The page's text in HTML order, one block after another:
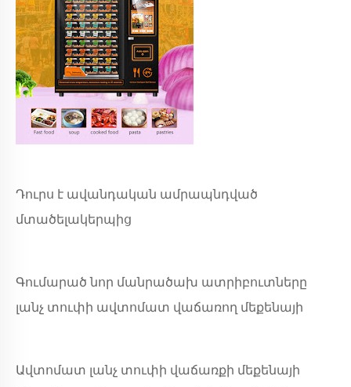
Դուրս է ավանդական ամրապնդված
մտածելակերպից
Գումարած նոր մանրածախ ատրիբուտները
լանչ տուփի ավտոմատ վաճառող մեքենայի
Ավտոմատ լանչ տուփի վաճառքի մեքենայի